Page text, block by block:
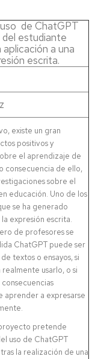
de ChatGPT
del estudiante
a una
escrita.
existe un gran
positivos y
el aprendizaje de
consecuencia de ello,
sobre el
educación. Uno de los
se ha generado
expresión escrita.
de profesores se
ChatGPT puede ser
textos o ensayos, si
usarlo, o si
aprender a expresarse
pretende
uso de ChatGPT
la realización de una